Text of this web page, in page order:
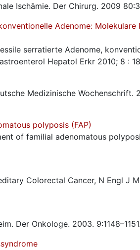
Ischämie. Der Chirurg. 2009
Adenome: Molekulare
serratierte Adenome,
Hepatol Erkr 2010; 8 :
Medizinische Wochenschrift.
polyposis (FAP)
of familial adenomatous
Colorectal Cancer, N Engl J
Der Onkologe. 2003. 9:1148–1151.